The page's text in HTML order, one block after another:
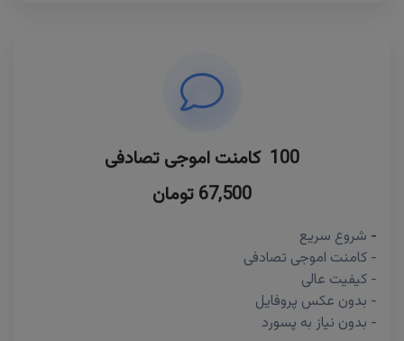
100 کامنت اموجی تصادفی
67,500 تومان
- شروع سریع
- کامنت اموجی تصادفی
- کیفیت عالی
- بدون عکس پروفایل
- بدون نیاز به پسورد